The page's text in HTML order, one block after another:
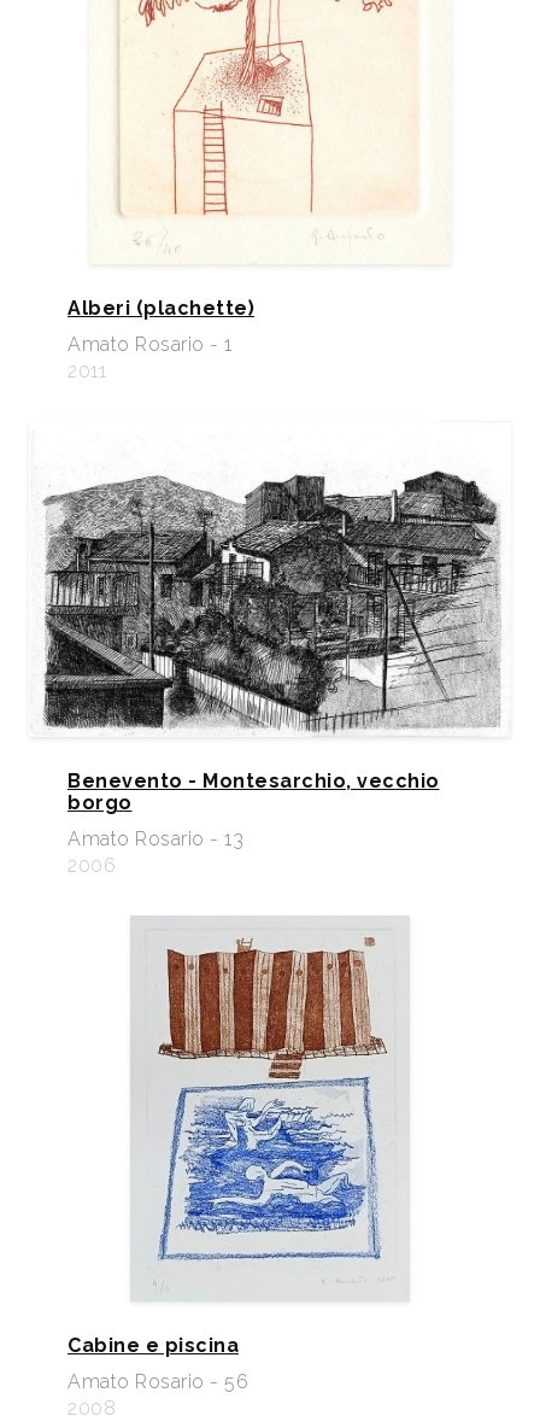
Alberi (plachette)
Amato Rosario - 1
2011
Benevento - Montesarchio, vecchio
borgo
Amato Rosario - 13
2006
Cabine e piscina
Amato Rosario - 56
2008